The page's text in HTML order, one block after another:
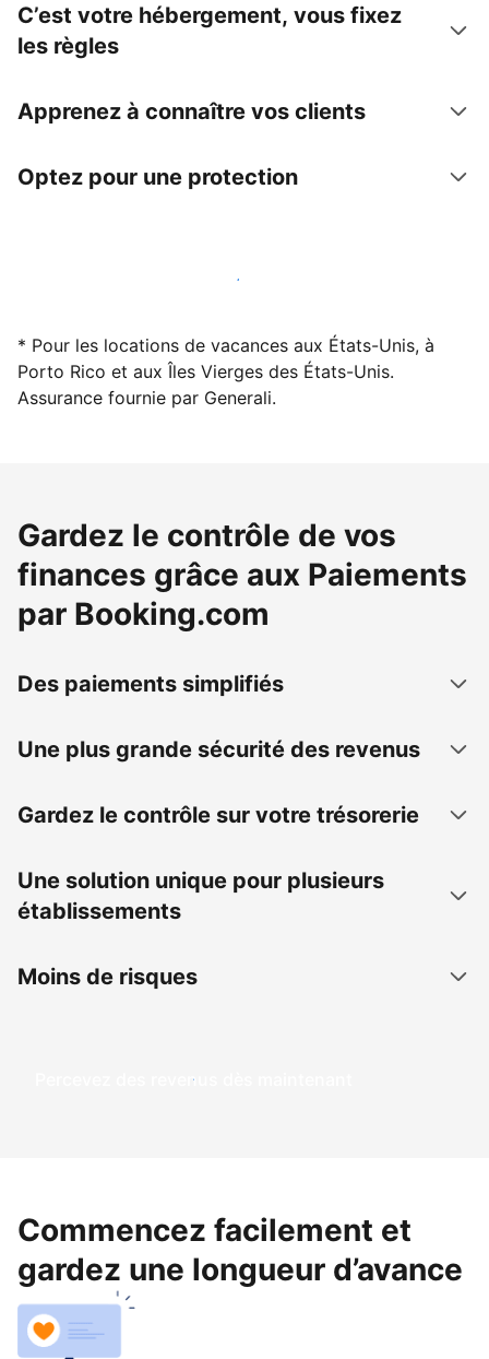
C’est votre hébergement, vous fixez
les règles
Apprenez à connaître vos clients
Optez pour une protection
Accueillez des clients avec nous dès maintenant
* Pour les locations de vacances aux États-Unis, à
Porto Rico et aux Îles Vierges des États-Unis.
Assurance fournie par Generali.
Gardez le contrôle de vos
finances grâce aux Paiements
par Booking.com
Des paiements simplifiés
Une plus grande sécurité des revenus
Gardez le contrôle sur votre trésorerie
Une solution unique pour plusieurs
établissements
Moins de risques
Percevez des revenus dès maintenant
Commencez facilement et
gardez une longueur d’avance